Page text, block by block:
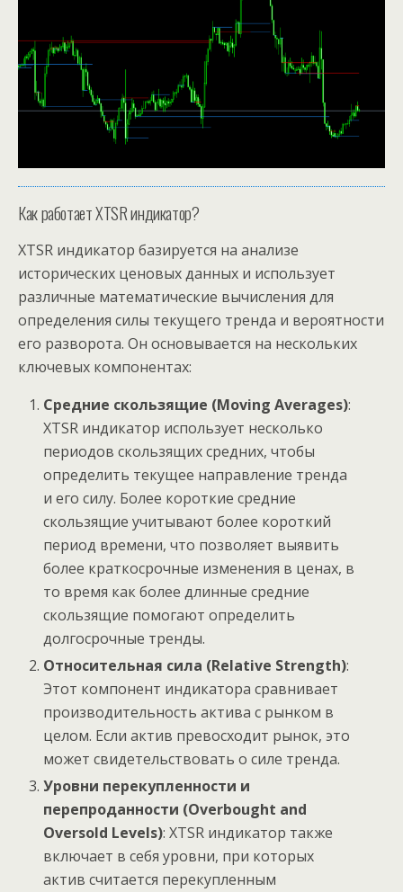
Как работает XTSR индикатор?
XTSR индикатор базируется на анализе
исторических ценовых данных и использует
различные математические вычисления для
определения силы текущего тренда и вероятности
его разворота. Он основывается на нескольких
ключевых компонентах:
Средние скользящие (Moving Averages):
XTSR индикатор использует несколько
периодов скользящих средних, чтобы
определить текущее направление тренда
и его силу. Более короткие средние
скользящие учитывают более короткий
период времени, что позволяет выявить
более краткосрочные изменения в ценах, в
то время как более длинные средние
скользящие помогают определить
долгосрочные тренды.
Относительная сила (Relative Strength):
Этот компонент индикатора сравнивает
производительность актива с рынком в
целом. Если актив превосходит рынок, это
может свидетельствовать о силе тренда.
Уровни перекупленности и
перепроданности (Overbought and
Oversold Levels): XTSR индикатор также
включает в себя уровни, при которых
актив считается перекупленным